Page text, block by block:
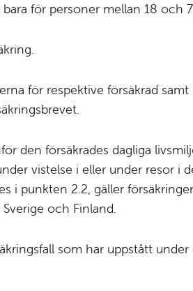
för personer mellan 18 och
för respektive försäkrad samt
den försäkrades ­dagliga
vistelse i eller under resor i
i punkten 2.2, gäller
och Finland.
som har ­uppstått